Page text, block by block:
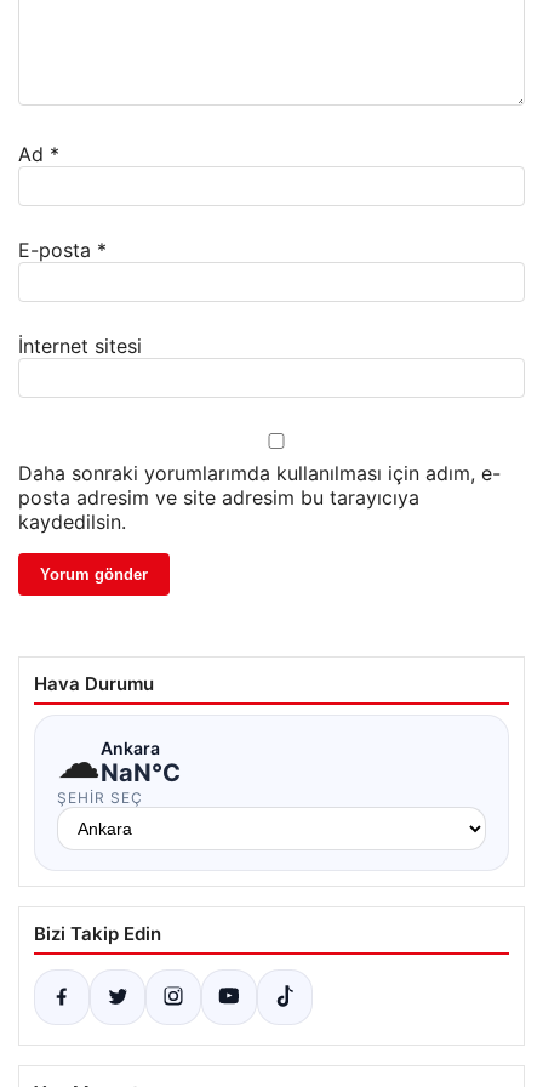
Ad *
E-posta *
İnternet sitesi
Daha sonraki yorumlarımda kullanılması için adım, e-
posta adresim ve site adresim bu tarayıcıya
kaydedilsin.
Hava Durumu
☁Ankara
NaN°C
ŞEHIR SEÇ
Bizi Takip Edin